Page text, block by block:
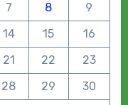
7 8
9
14 15
16
21 22
23
28 29
30